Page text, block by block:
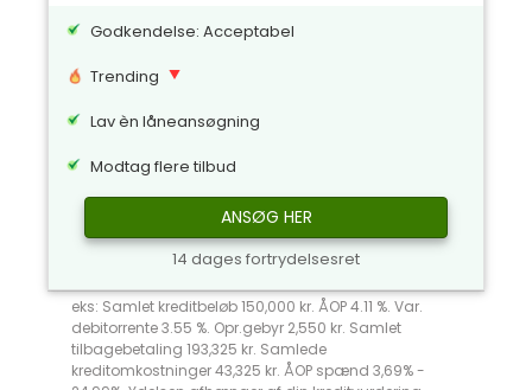
Godkendelse: Acceptabel
Trending
Lav èn låneansøgning
Modtag flere tilbud
ANSØG HER
14 dages fortrydelsesret
eks: Samlet kreditbeløb 150,000 kr. ÅOP 4.11 %. Var.
debitorrente 3.55 %. Opr.gebyr 2,550 kr. Samlet
tilbagebetaling 193,325 kr. Samlede
kreditomkostninger 43,325 kr. ÅOP spænd 3,69% -